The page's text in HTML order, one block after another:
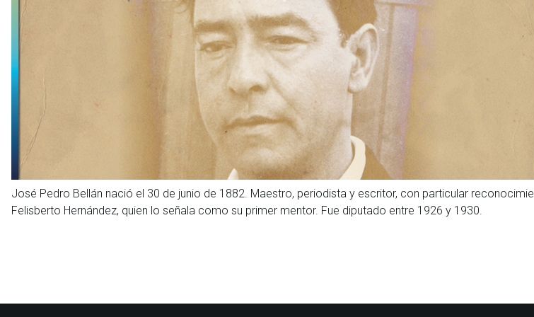
José Pedro Bellán nació el 30 de junio de 1882. Maestro, periodista y escritor, con particular
Felisberto Hernández, quien lo señala como su primer mentor. Fue diputado entre 1926 y 1930.